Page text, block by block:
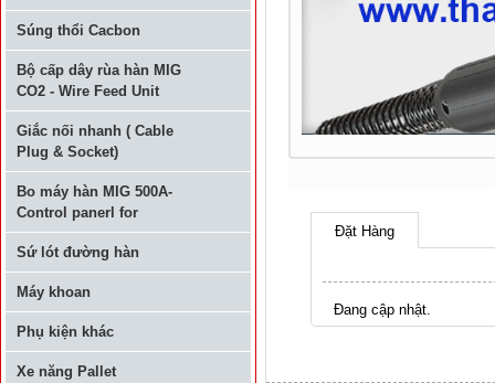
Súng thổi Cacbon
Bộ cấp dây rùa hàn MIG
CO2 - Wire Feed Unit
Giắc nối nhanh ( Cable
Plug & Socket)
Bo máy hàn MIG 500A-
Control panerl for
Sứ lót đường hàn
Máy khoan
Phụ kiện khác
Xe năng Pallet
Đặt Hàng
Đang cập nhật.